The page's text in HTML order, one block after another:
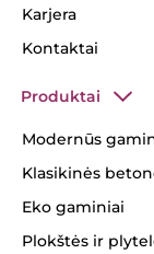
Karjera
Kontaktai
Produktai
Modernūs
Klasikinės
Eko gaminiai
Plokštės ir